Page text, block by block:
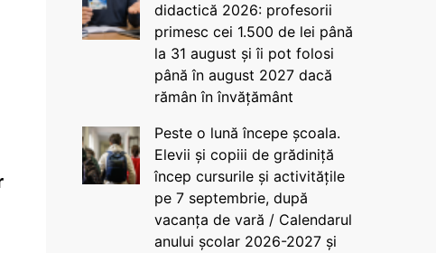
didactică 2026: profesorii
primesc cei 1.500 de lei până
la 31 august și îi pot folosi
până în august 2027 dacă
rămân în învățământ
Peste o lună începe școala.
Elevii și copiii de grădiniță
încep cursurile și activitățile
pe 7 septembrie, după
vacanța de vară / Calendarul
anului școlar 2026-2027 și